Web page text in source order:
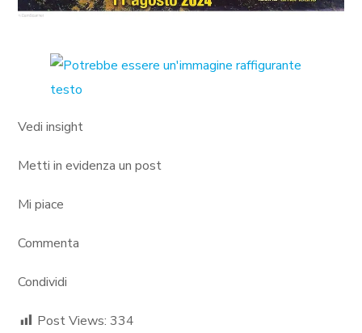
Vedi insight
Metti in evidenza un post
Mi piace
Commenta
Condividi
Post Views: 334